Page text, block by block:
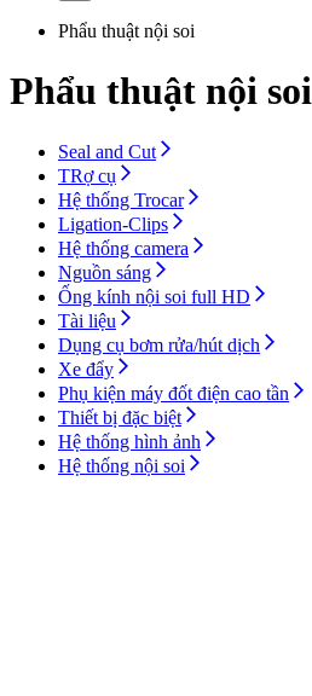
Phẩu thuật nội soi
Phẩu thuật nội soi
Seal and Cut
TRợ cụ
Hệ thống Trocar
Ligation-Clips
Hệ thống camera
Nguồn sáng
Ống kính nội soi full HD
Tài liệu
Dụng cụ bơm rửa/hút dịch
Xe đẩy
Phụ kiện máy đốt điện cao tần
Thiết bị đặc biệt
Hệ thống hình ảnh
Hệ thống nội soi